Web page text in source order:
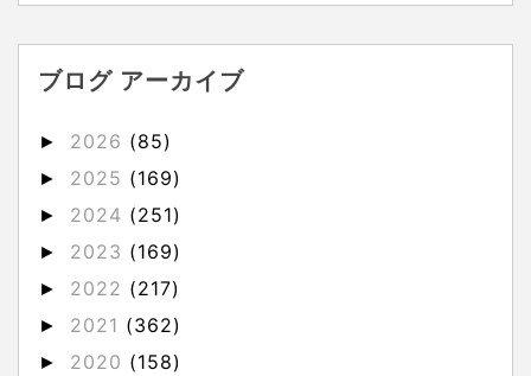
ブログ アーカイブ
► 2026 (85)
► 2025 (169)
► 2024 (251)
► 2023 (169)
► 2022 (217)
► 2021 (362)
► 2020 (158)